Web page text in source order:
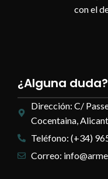
con el
¿Alguna duda?
Dirección: C/
Cocentaina,
Teléfono: (+34)
Correo: